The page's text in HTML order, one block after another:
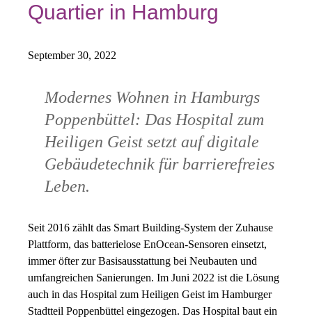
Quartier in Hamburg
September 30, 2022
Modernes Wohnen in Hamburgs
Poppenbüttel: Das Hospital zum
Heiligen Geist setzt auf digitale
Gebäudetechnik für barrierefreies
Leben.
Seit 2016 zählt das Smart Building-System der Zuhause
Plattform, das batterielose EnOcean-Sensoren einsetzt,
immer öfter zur Basisausstattung bei Neubauten und
umfangreichen Sanierungen. Im Juni 2022 ist die Lösung
auch in das Hospital zum Heiligen Geist im Hamburger
Stadtteil Poppenbüttel eingezogen. Das Hospital baut ein